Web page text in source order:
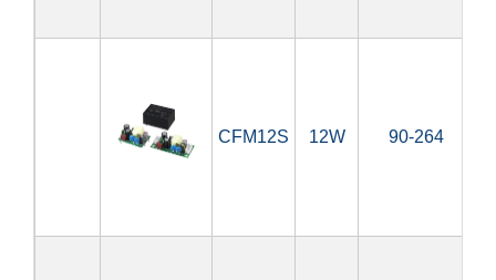
CFM12S 12W 90-264